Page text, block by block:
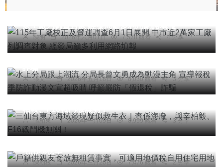
陳明 2026年六月01日 7,578 觀看 4 分享
水上分局跟上潮流 分局長曾文勇成為動漫主角 宣
導報稅季防詐動漫文宣超吸睛 呼籲嚴防「假退稅」
張文一 2026年五月18日 8,030 觀看 3 分享
社會
三仙台東方海域發現疑似救生衣｜查係海廢，與辛
張柏東 2026年一月09日 8,999 觀看 3 分享
綜合新聞
戶籍供親友寄放無租賃事實，可適用地價稅自用住
陳朝枝 2026年三月20日 7,476 觀看 2 分享
頭條